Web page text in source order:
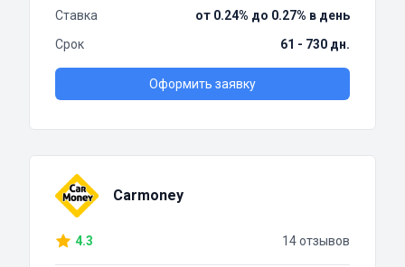
Ставка
от 0.24% до 0.27% в день
Срок
61 - 730 дн.
Оформить заявку
Carmoney
4.3 14 отзывов